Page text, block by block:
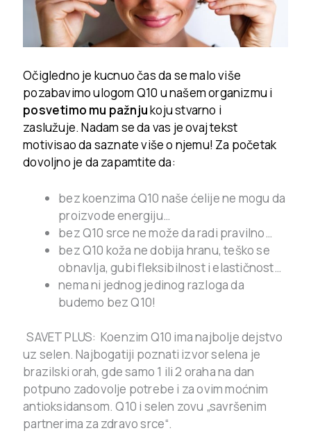
Očigledno je kucnuo čas da se malo više
pozabavimo ulogom Q10 u našem organizmu i
posvetimo mu pažnjukoju stvarno i
zaslužuje.Nadam se da vas je ovaj tekst
motivisao da saznate više o njemu! Za početak
dovoljno je da zapamtite da:
bez koenzima Q10 naše ćelije ne mogu da
proizvode energiju…
bez Q10 srce ne može da radi pravilno…
bez Q10 koža ne dobija hranu, teško se
obnavlja, gubi fleksibilnost i elastičnost…
nema ni jednog jedinog razloga da
budemo bez Q10!
.SAVET PLUS: Koenzim Q10 ima najbolje dejstvo
uz selen. Najbogatiji poznati izvor selena je
brazilski orah, gde samo 1 ili 2 oraha na dan
potpuno zadovolje potrebe i za ovim moćnim
antioksidansom. Q10 i selen zovu „savršenim
partnerima za zdravo srce“.